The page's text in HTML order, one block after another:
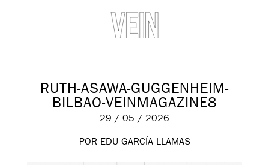
RUTH-ASAWA-GUGGENHEIM-
BILBAO-VEINMAGAZINE8
29 / 05 / 2026
POR EDU GARCÍA LLAMAS